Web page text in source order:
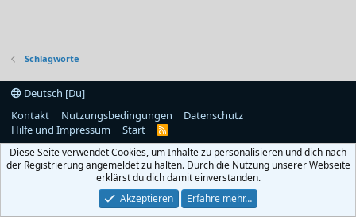
Schlagworte
Deutsch [Du]
Kontakt
Nutzungsbedingungen
Datenschutz
Hilfe und Impressum
Start
R
S
Diese Seite verwendet Cookies, um Inhalte zu personalisieren und dich nach
der Registrierung angemeldet zu halten. Durch die Nutzung unserer Webseite
erklärst du dich damit einverstanden.
Akzeptieren
Erfahre mehr…